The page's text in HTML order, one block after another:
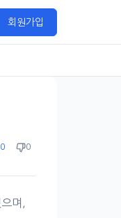
회원가입
0 0
며,